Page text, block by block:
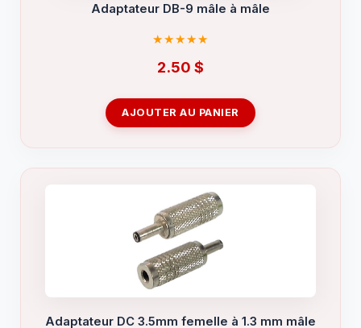
Adaptateur DB-9 mâle à mâle
2.50 $
AJOUTER AU PANIER
Adaptateur DC 3.5mm femelle à 1.3 mm mâle